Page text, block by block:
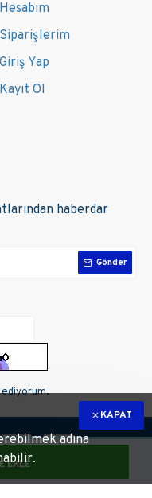
EKLE
Hesabım
Siparişlerim
Giriş Yap
Kayıt Ol
haberdar
Gönder
ait tüm materyallerin telif
KAPAT
adına